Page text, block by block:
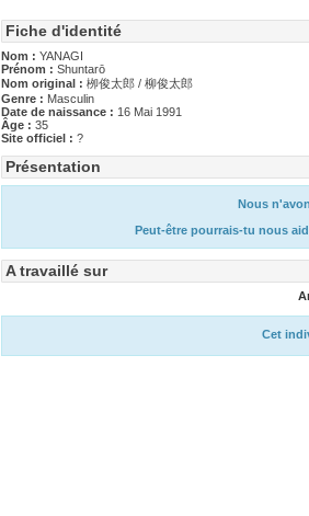
Fiche d'identité
Nom : YANAGI
Prénom : Shuntarō
Nom original : 栁俊太郎 / 柳俊太郎
Genre : Masculin
Date de naissance : 16 Mai 1991
Âge : 35
Site officiel : ?
Présentation
Nous
Peut-être pourrais-tu nous
A travaillé sur
Cet